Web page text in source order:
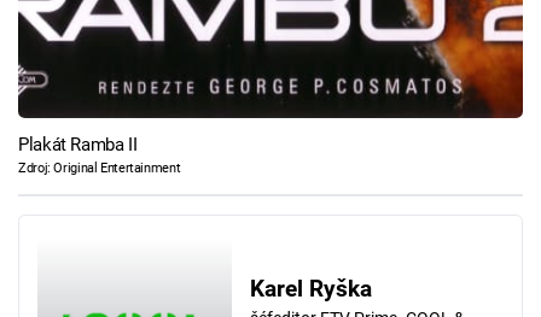
Plakát Ramba II
Zdroj: Original Entertainment
Karel Ryška